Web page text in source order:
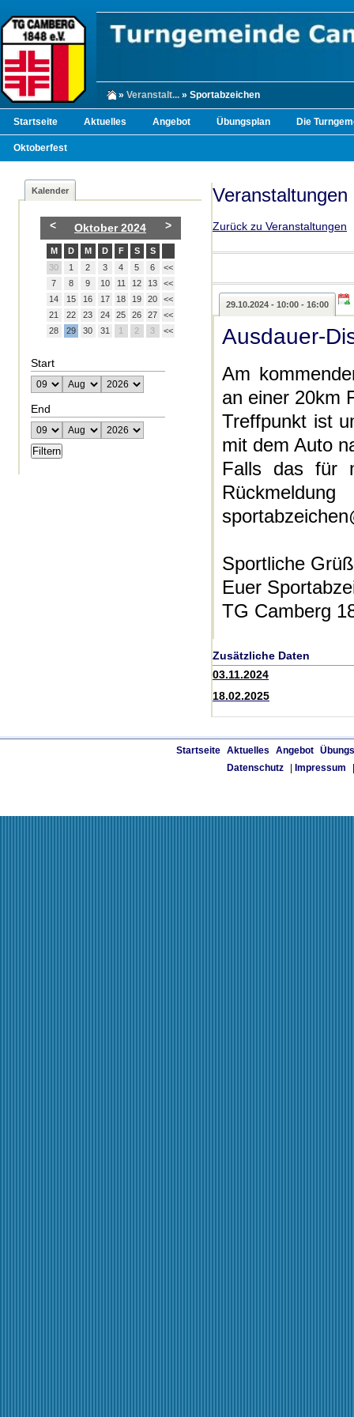
» Veranstalt... » Sportabzeichen
Startseite Aktuelles Angebot Übungsplan Die
Oktoberfest
Kalender
Oktober 2024
< >
M D M D F S
S
30
1 2 3 4 5 6
<<
7
8 9 10 11 12 13
<<
14
15 16 17 18 19 20
<<
21
22 23 24 25 26 27
<<
28
29 30 31 1 2 3 <<
Start
End
Veranstaltungen
Zurück zu Veranstaltungen
29.10.2024 - 10:00 - 16:00
Ausdauer-
Am
an einer 20km
Treffpunkt ist
mit dem Auto
Falls das für
Sportliche
Euer
TG Camberg
Zusätzliche Daten
03.11.2024
18.02.2025
Startseite Aktuelles Angebot
Datenschutz
Impressum